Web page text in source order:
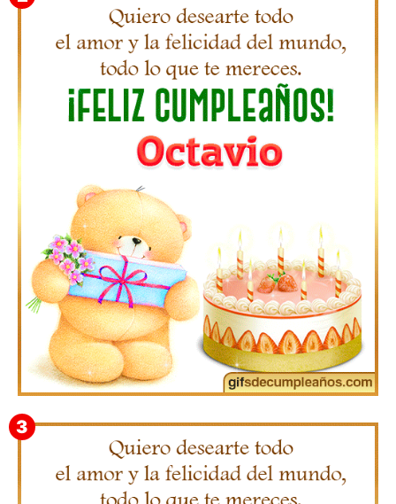
Gifs de Feliz Cumpleaños con Nombres